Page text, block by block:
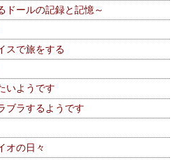
ールの記録と記憶～
スで旅をする
いようです
ブラするようです
オの日々